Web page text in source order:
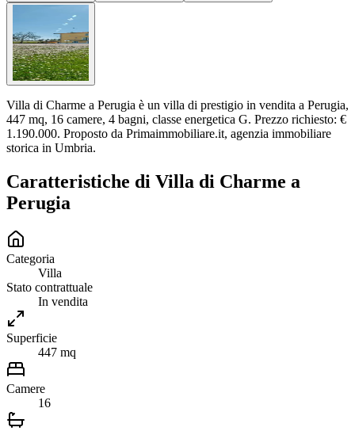
Villa di Charme a Perugia è un villa di prestigio in vendita a Perugia,
447 mq, 16 camere, 4 bagni, classe energetica G. Prezzo richiesto: €
1.190.000. Proposto da Primaimmobiliare.it, agenzia immobiliare
storica in Umbria.
Caratteristiche di Villa di Charme a
Perugia
Categoria
Villa
Stato contrattuale
In vendita
Superficie
447 mq
Camere
16